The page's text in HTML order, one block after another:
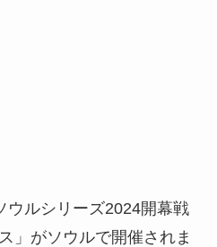
ウルシリーズ2024開幕戦
」がソウルで開催されま